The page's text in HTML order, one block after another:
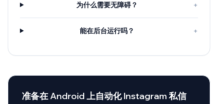
为什么需要无障碍？ +
能在后台运行吗？ +
准备在 Android 上自动化 Instagram 私信